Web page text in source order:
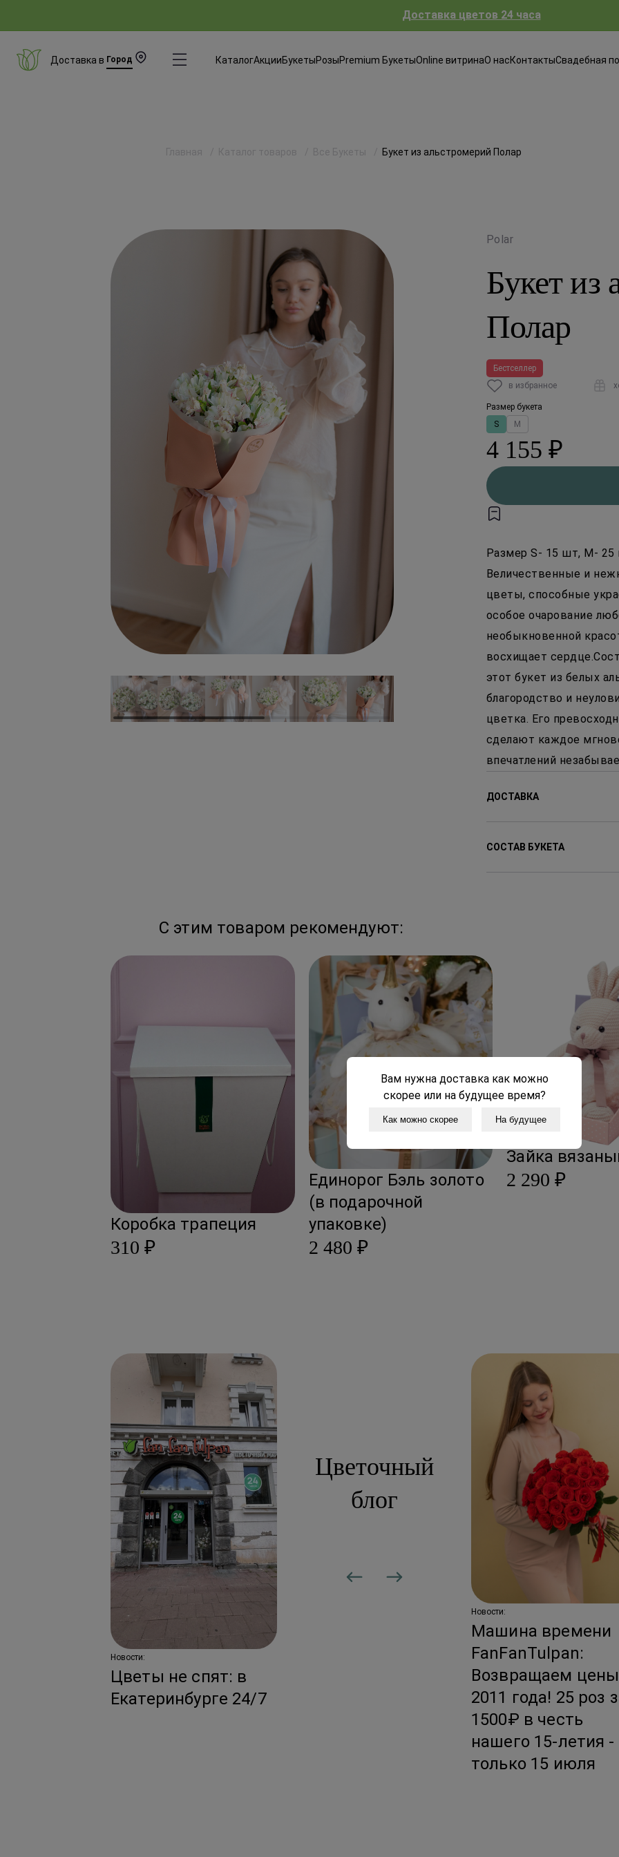
Доставка цветов 24 часа
Доставка в Город КаталогАкцииБукетыРозыPremium БукетыOnline витринаО насКонтактыСвадебная
Главная Каталог товаров Все Букеты Букет из альстромерий Полар
Polar
Букет из
Полар
Бестселлер
в избранное
Размер букета
S
M
4 155 ₽
Размер S- 15 шт, M- 25
Величественные и
цветы, способные
особое очарование
необыкновенной
восхищает
этот букет из белых
благородство и
цветка. Его
сделают каждое
впечатлений
ДОСТАВКА
Доставляем цветы с
СОСТАВ БУКЕТА
С этим товаром рекомендуют:
Коробка трапеция
310 ₽
Единорог Бэль золото
(в подарочной
упаковке)
2 480 ₽
Зайка
2 290 ₽
Новости:
Цветы не спят: в
Екатеринбурге 24/7
подписка: цветы,
Новости:
Машина времени
FanFanTulpan:
Возвращаем цены
2011 года! 25 роз
1500₽ в честь
нашего 15-летия -
только 15 июля
Цветочный
блог
Вам нужна доставка как можно
скорее или на будущее время?
Как можно скорее На будущее